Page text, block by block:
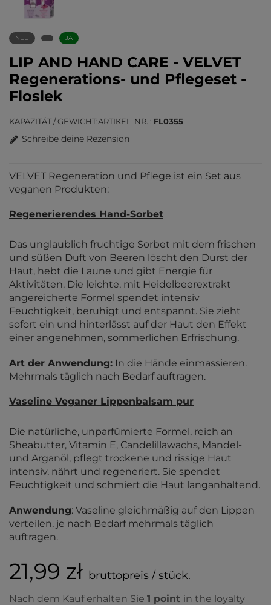
NEU JA
LIP AND HAND CARE - VELVET
Regenerations- und Pflegeset -
Floslek
KAPAZITÄT / GEWICHTARTIKEL-NR. FL0355
Schreibe deine Rezension
VELVET Regeneration und Pflege ist ein Set aus
veganen Produkten:
Regenerierendes Hand-Sorbet
Das unglaublich fruchtige Sorbet mit dem frischen
und süßen Duft von Beeren löscht den Durst der
Haut, hebt die Laune und gibt Energie für
Aktivitäten. Die leichte, mit Heidelbeerextrakt
angereicherte Formel spendet intensiv
Feuchtigkeit, beruhigt und entspannt. Sie zieht
sofort ein und hinterlässt auf der Haut den Effekt
einer angenehmen, sommerlichen Erfrischung.
Art der Anwendung: In die Hände einmassieren.
Mehrmals täglich nach Bedarf auftragen.
Vaseline Veganer Lippenbalsam pur
Die natürliche, unparfümierte Formel, reich an
Sheabutter, Vitamin E, Candelillawachs, Mandel-
und Arganöl, pflegt trockene und rissige Haut
intensiv, nährt und regeneriert. Sie spendet
Feuchtigkeit und schmiert die Haut langanhaltend.
Anwendung: Vaseline gleichmäßig auf den Lippen
verteilen, je nach Bedarf mehrmals täglich
auftragen.
21,99 zł bruttopreis / stück.
Nach dem Kauf erhalten Sie 1 point in the loyalty